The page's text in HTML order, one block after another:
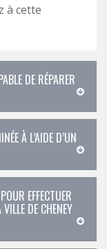
à cette
DE RÉPARER
À L’AIDE D’UN
EFFECTUER
DE CHENEY